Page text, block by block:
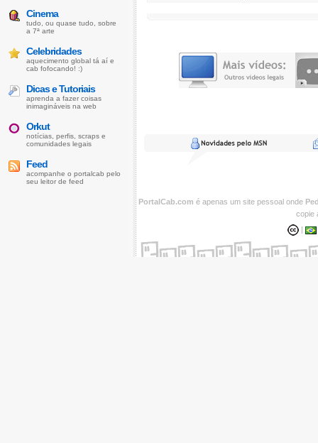
Cinema
tudo, ou quase tudo, sobre
a 7ª arte
Celebridades
aquecimento global tá aí e
cab fofocando! :)
Dicas e Tutoriais
aprenda a fazer coisas
inimagináveis na web
Orkut
notícias, perfis, scraps e
comunidades legais
Feed
acompanhe o portalcab pelo
seu leitor de feed
PortalCab.com é apenas um site pessoal onde
copie
|